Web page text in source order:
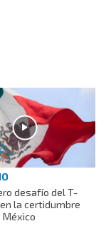
desafío del T-
la certidumbre
México